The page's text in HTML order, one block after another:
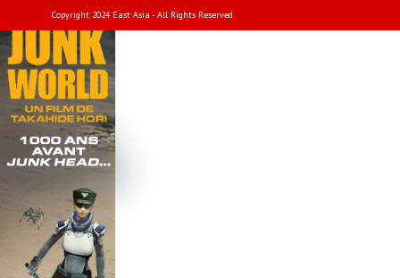
Copyright 2024 East Asia - All Rights Reserved